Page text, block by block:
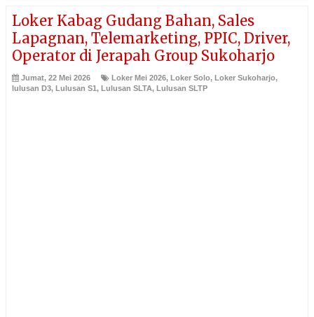
Loker Kabag Gudang Bahan, Sales
Lapagnan, Telemarketing, PPIC, Driver,
Operator di Jerapah Group Sukoharjo
Jumat, 22 Mei 2026 Loker Mei 2026, Loker Solo, Loker Sukoharjo,
lulusan D3, Lulusan S1, Lulusan SLTA, Lulusan SLTP